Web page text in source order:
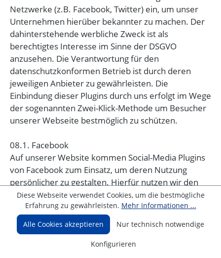
Netzwerke (z.B. Facebook, Twitter) ein, um unser
Unternehmen hierüber bekannter zu machen. Der
dahinterstehende werbliche Zweck ist als
berechtigtes Interesse im Sinne der DSGVO
anzusehen. Die Verantwortung für den
datenschutzkonformen Betrieb ist durch deren
jeweiligen Anbieter zu gewährleisten. Die
Einbindung dieser Plugins durch uns erfolgt im Wege
der sogenannten Zwei-Klick-Methode um Besucher
unserer Webseite bestmöglich zu schützen.
08.1. Facebook
Auf unserer Website kommen Social-Media Plugins
von Facebook zum Einsatz, um deren Nutzung
persönlicher zu gestalten. Hierfür nutzen wir den
„LIKE“ oder „TEILEN“-Button. Es handelt sich dabei
um ein Angebot von Facebook. Wenn Sie eine Seite
unseres Webauftritts aufrufen, die ein solches
Plugin enthält, baut Ihr Browser eine direkte
Verbindung mit den Servern von Facebook auf. Der
Diese Webseite verwendet Cookies, um die bestmögliche
Erfahrung zu gewährleisten. Mehr Informationen ...
Alle Cookies akzeptieren
Nur technisch notwendige
Konfigurieren